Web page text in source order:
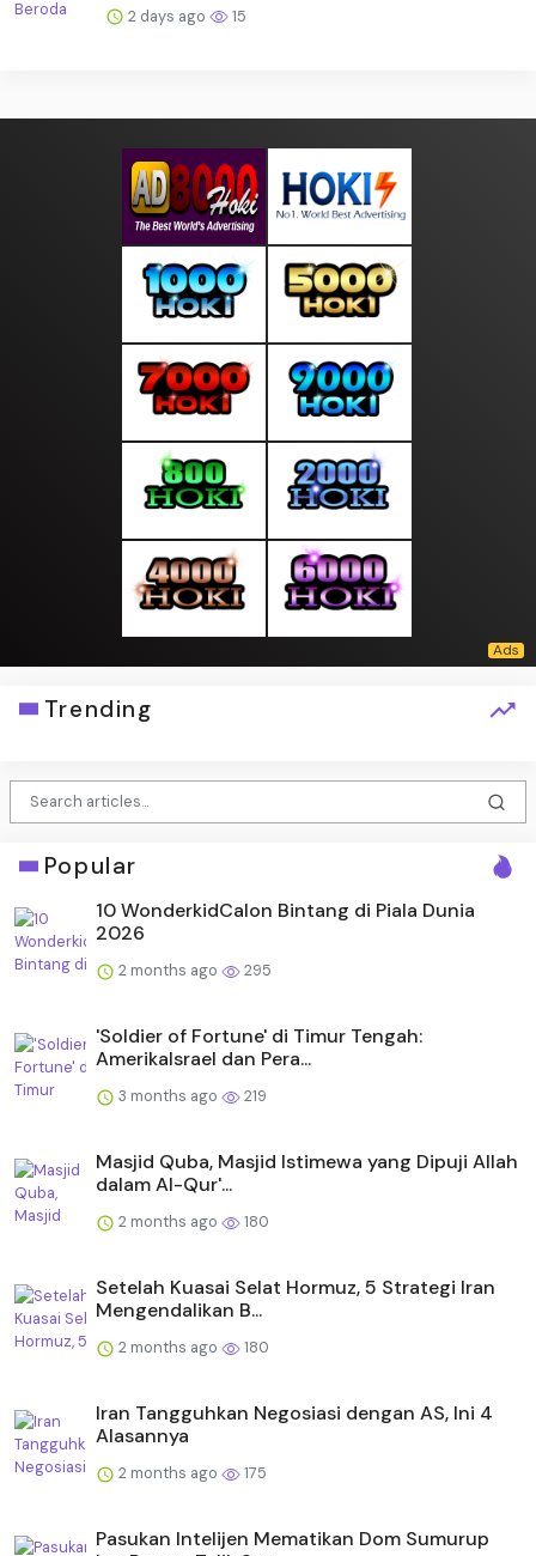
2 days ago 15
Trending
Popular
10 WonderkidCalon Bintang di Piala Dunia
2026
2 months ago 295
'Soldier of Fortune' di Timur Tengah:
AmerikaIsrael dan Pera...
3 months ago 219
Masjid Quba, Masjid Istimewa yang Dipuji Allah
dalam Al-Qur'...
2 months ago 180
Setelah Kuasai Selat Hormuz, 5 Strategi Iran
Mengendalikan B...
2 months ago 180
Iran Tangguhkan Negosiasi dengan AS, Ini 4
Alasannya
2 months ago 175
Pasukan Intelijen Mematikan Dom Sumurup